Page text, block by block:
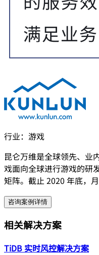
行业： 游戏
昆仑万维是全球领先、业
戏面向全球进行游戏的研
矩阵。截止 2020 年底，
咨询案例详情
相关解决方案
TiDB 实时风控解决方案